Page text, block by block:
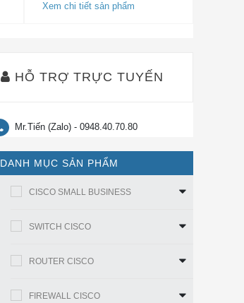
Xem chi tiết sản phẩm
HỖ TRỢ TRỰC TUYẾN
Mr.Tiến (Zalo) - 0948.40.70.80
DANH MỤC SẢN PHẨM
CISCO SMALL BUSINESS
SWITCH CISCO
ROUTER CISCO
FIREWALL CISCO